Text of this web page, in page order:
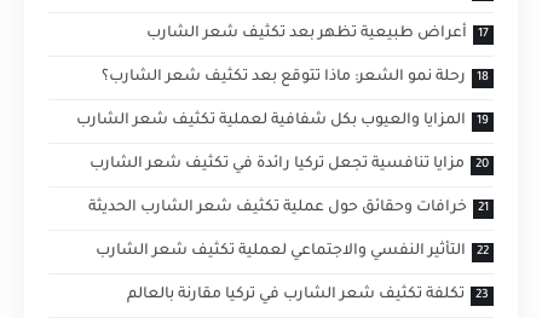
أعراض طبيعية تظهر بعد تكثيف شعر الشارب
رحلة نمو الشعر: ماذا تتوقع بعد تكثيف شعر الشارب؟
المزايا والعيوب بكل شفافية لعملية تكثيف شعر الشارب
مزايا تنافسية تجعل تركيا رائدة في تكثيف شعر الشارب
خرافات وحقائق حول عملية تكثيف شعر الشارب الحديثة
التأثير النفسي والاجتماعي لعملية تكثيف شعر الشارب
تكلفة تكثيف شعر الشارب في تركيا مقارنة بالعالم